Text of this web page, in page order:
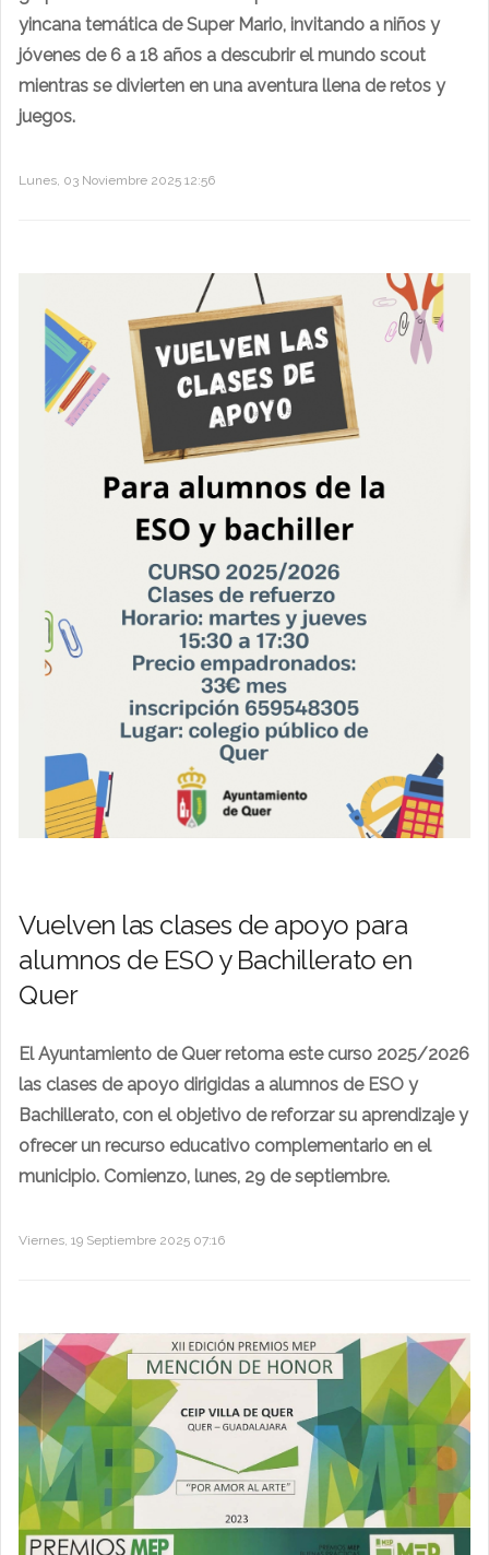
yincana temática de Super Mario, invitando a niños y
jóvenes de 6 a 18 años a descubrir el mundo scout
mientras se divierten en una aventura llena de retos y
juegos.
Lunes, 03 Noviembre 2025 12:56
Vuelven las clases de apoyo para
alumnos de ESO y Bachillerato en
Quer
El Ayuntamiento de Quer retoma este curso 2025/2026
las clases de apoyo dirigidas a alumnos de ESO y
Bachillerato, con el objetivo de reforzar su aprendizaje y
ofrecer un recurso educativo complementario en el
municipio. Comienzo, lunes, 29 de septiembre.
Viernes, 19 Septiembre 2025 07:16